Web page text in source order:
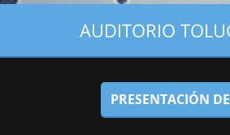
AUDITORIO
PRESENTACIÓN